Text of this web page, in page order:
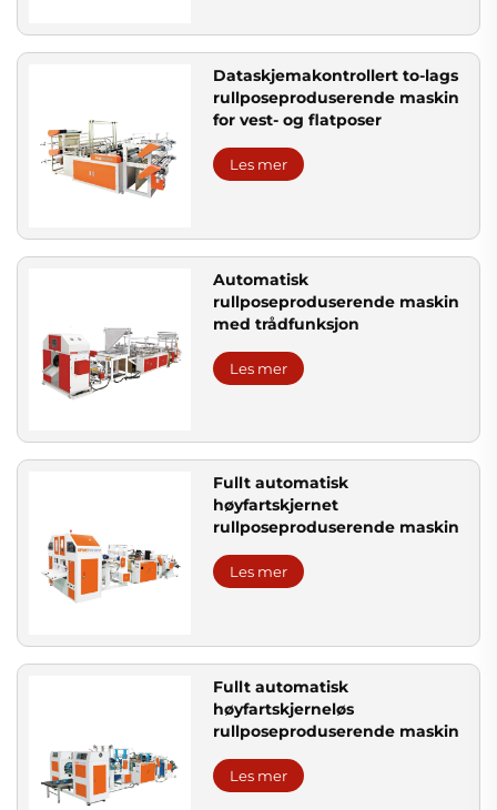
Dataskjemakontrollert to-lags
rullposeproduserende maskin
for vest- og flatposer
Les mer
Automatisk
rullposeproduserende maskin
med trådfunksjon
Les mer
Fullt automatisk
høyfartskjernet
rullposeproduserende maskin
Les mer
Fullt automatisk
høyfartskjerneløs
rullposeproduserende maskin
Les mer